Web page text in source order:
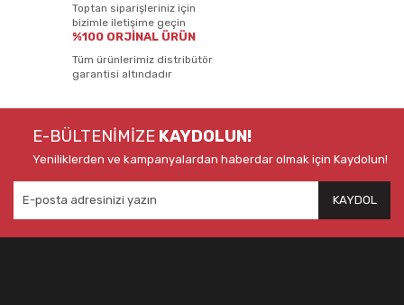
Toptan siparişleriniz için
bizimle iletişime geçin
%100 ORJİNAL ÜRÜN
Tüm ürünlerimiz distribütör
garantisi altındadır
E-BÜLTENİMİZE KAYDOLUN!
Yeniliklerden ve kampanyalardan haberdar olmak için Kaydolun!
KAYDOL